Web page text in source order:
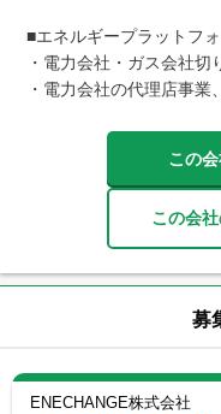
■エネルギープラットフ
・電力会社・ガス会社
・電力会社の代理店事
この
この会
募
ENECHANGE株式会社